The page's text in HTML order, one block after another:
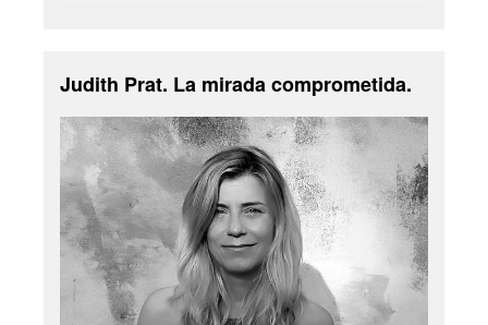
Judith Prat. La mirada comprometida.